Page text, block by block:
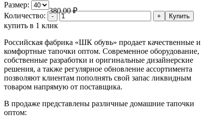
Размер:
380,00₽
Количество:
купить в 1 клик
Российская фабрика «ШК обувь» продает качественные и
комфортные тапочки оптом. Современное оборудование,
собственные разработки и оригинальные дизайнерские
решения, а также регулярное обновление ассортимента
позволяют клиентам пополнять свой запас ликвидным
товаром напрямую от поставщика.
В продаже представлены различные домашние тапочки
оптом: